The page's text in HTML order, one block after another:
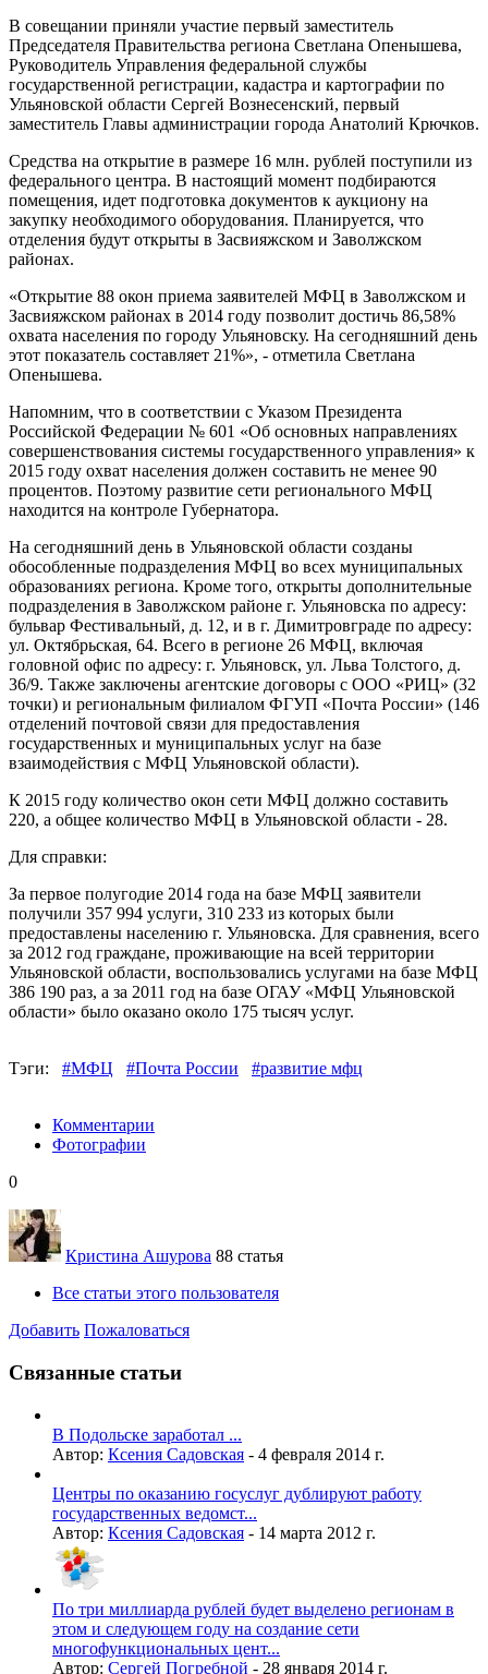
В совещании приняли участие первый заместитель
Председателя Правительства региона Светлана Опенышева,
Руководитель Управления федеральной службы
государственной регистрации, кадастра и картографии по
Ульяновской области Сергей Вознесенский, первый
заместитель Главы администрации города Анатолий Крючков.
Средства на открытие в размере 16 млн. рублей поступили из
федерального центра. В настоящий момент подбираются
помещения, идет подготовка документов к аукциону на
закупку необходимого оборудования. Планируется, что
отделения будут открыты в Засвияжском и Заволжском
районах.
«Открытие 88 окон приема заявителей МФЦ в Заволжском и
Засвияжском районах в 2014 году позволит достичь 86,58%
охвата населения по городу Ульяновску. На сегодняшний день
этот показатель составляет 21%», - отметила Светлана
Опенышева.
Напомним, что в соответствии с Указом Президента
Российской Федерации № 601 «Об основных направлениях
совершенствования системы государственного управления» к
2015 году охват населения должен составить не менее 90
процентов. Поэтому развитие сети регионального МФЦ
находится на контроле Губернатора.
На сегодняшний день в Ульяновской области созданы
обособленные подразделения МФЦ во всех муниципальных
образованиях региона. Кроме того, открыты дополнительные
подразделения в Заволжском районе г. Ульяновска по адресу:
бульвар Фестивальный, д. 12, и в г. Димитровграде по адресу:
ул. Октябрьская, 64. Всего в регионе 26 МФЦ, включая
головной офис по адресу: г. Ульяновск, ул. Льва Толстого, д.
36/9. Также заключены агентские договоры с ООО «РИЦ» (32
точки) и региональным филиалом ФГУП «Почта России» (146
отделений почтовой связи для предоставления
государственных и муниципальных услуг на базе
взаимодействия с МФЦ Ульяновской области).
К 2015 году количество окон сети МФЦ должно составить
220, а общее количество МФЦ в Ульяновской области - 28.
Для справки:
За первое полугодие 2014 года на базе МФЦ заявители
получили 357 994 услуги, 310 233 из которых были
предоставлены населению г. Ульяновска. Для сравнения, всего
за 2012 год граждане, проживающие на всей территории
Ульяновской области, воспользовались услугами на базе МФЦ
386 190 раз, а за 2011 год на базе ОГАУ «МФЦ Ульяновской
области» было оказано около 175 тысяч услуг.
Тэги: #МФЦ #Почта России #развитие мфц
Комментарии
Фотографии
0
Кристина Ашурова 88 статья
Все статьи этого пользователя
Добавить Пожаловаться
Связанные статьи
В Подольске заработал ...
Автор: Ксения Садовская - 4 февраля 2014 г.
Центры по оказанию госуслуг дублируют работу
государственных ведомст...
Автор: Ксения Садовская - 14 марта 2012 г.
По три миллиарда рублей будет выделено регионам в
этом и следующем году на создание сети
многофункциональных цент...
Автор: Сергей Погребной - 28 января 2014 г.